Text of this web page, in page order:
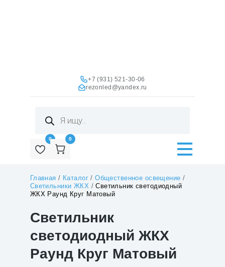
+7 (931) 521-30-06
rezonled@yandex.ru
товаров
0 0
Главная / Каталог/Общественное освещение /
Светильники ЖКХ /Светильник светодиодный
ЖКХ Раунд Круг Матовый
Светильник
светодиодный ЖКХ
Раунд Круг Матовый